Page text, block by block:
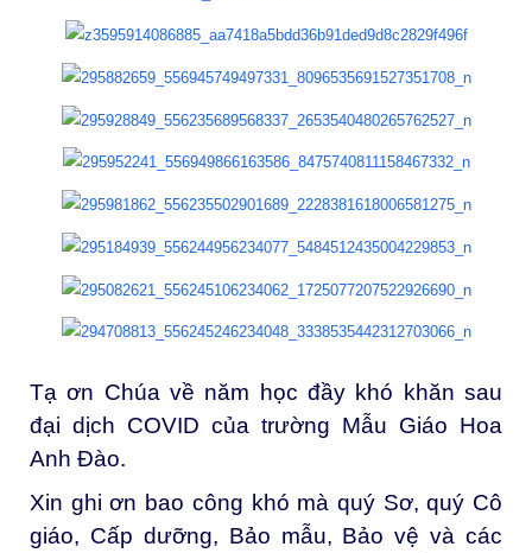
Tạ ơn Chúa về năm học đầy khó khăn sau
đại dịch COVID của trường Mẫu Giáo Hoa
Anh Đào.
Xin ghi ơn bao công khó mà quý Sơ, quý Cô
giáo, Cấp dưỡng, Bảo mẫu, Bảo vệ và các